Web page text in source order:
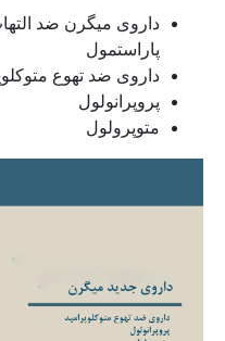
پاراستمول
داروی ضد تهوع
پروپرانولول
متوپرولول